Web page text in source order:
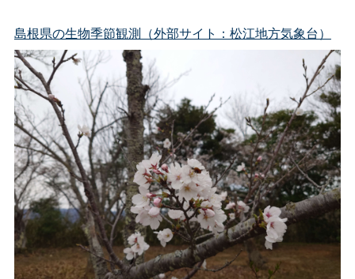
島根県の生物季節観測（外部サイト：松江地方気象台）